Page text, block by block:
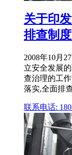
关于印
排查制
2008年10月
立安全发展
查治理的工
落实,全面排
联系电话: 180